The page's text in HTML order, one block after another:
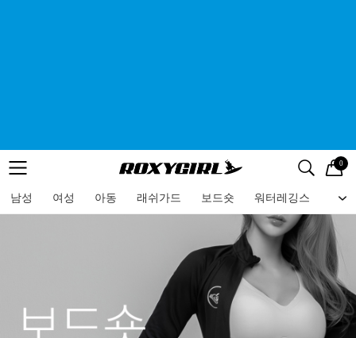
메뉴 검색
로고 0
남성 여성 아동 래쉬가드 보드숏 워터레깅스 비
메뉴